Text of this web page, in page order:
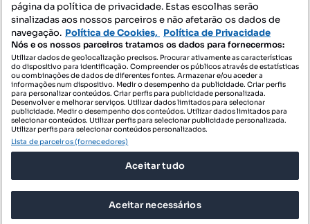
Contacte-nos
SIGA-NOS:
DESCARREGAR NA:
© 2026 Imovirtual.com, OLX Portugal, S.A.
página da política de privacidade. Estas escolhas serão
sinalizadas aos nossos parceiros e não afetarão os dados de
navegação. Política de Cookies, Política de Privacidade
Nós e os nossos parceiros tratamos os dados para fornecermos:
Utilizar dados de geolocalização precisos. Procurar ativamente as características
do dispositivo para identificação. Compreender os públicos através de estatísticas
ou combinações de dados de diferentes fontes. Armazenar e/ou aceder a
informações num dispositivo. Medir o desempenho da publicidade. Criar perfis
para personalizar conteúdos. Criar perfis para publicidade personalizada.
Desenvolver e melhorar serviços. Utilizar dados limitados para selecionar
publicidade. Medir o desempenho dos conteúdos. Utilizar dados limitados para
selecionar conteúdos. Utilizar perfis para selecionar publicidade personalizada.
Utilizar perfis para selecionar conteúdos personalizados.
Lista de parceiros (fornecedores)
Aceitar tudo
Aceitar necessários